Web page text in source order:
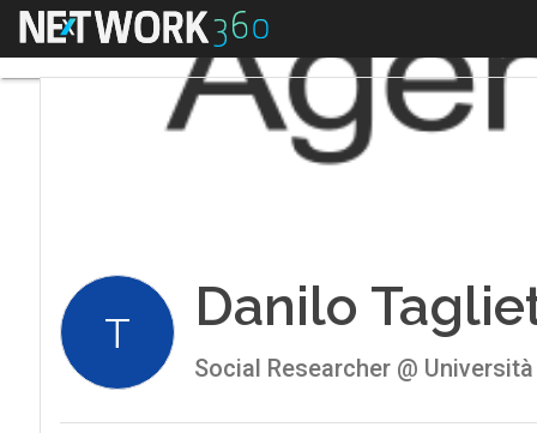
Menu
T Danilo
Social Researcher @